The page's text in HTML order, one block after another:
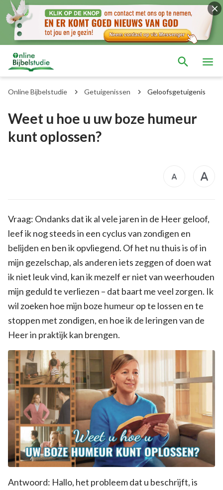
Online Bijbelstudie Getuigenissen Geloofsgetuigenis
Weet u hoe u uw boze humeur
kunt oplossen?
Vraag: Ondanks dat ik al vele jaren in de Heer geloof,
leef ik nog steeds in een cyclus van zondigen en
belijden en ben ik opvliegend. Of het nu thuis is of in
mijn gezelschap, als anderen iets zeggen of doen wat
ik niet leuk vind, kan ik mezelf er niet van weerhouden
mijn geduld te verliezen – dat baart me veel zorgen. Ik
wil zoeken hoe mijn boze humeur op te lossen en te
stoppen met zondigen, en hoe ik de leringen van de
Heer in praktijk kan brengen.
Antwoord: Hallo, het probleem dat u beschrijft, is